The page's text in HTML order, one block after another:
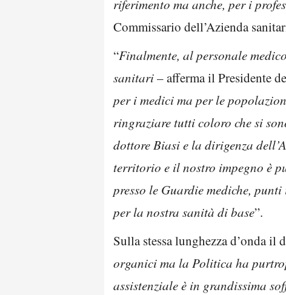
riferimento ma anche, per i
Commissario dell’Azienda
“Finalmente, al personale
sanitari– afferma il Presidente
per i medici ma per le
ringraziare tutti coloro che si
dottore Biasi e la dirigenza
territorio e il nostro impegno è
presso le Guardie mediche,
per la nostra sanità di base”.
Sulla stessa lunghezza d’onda il
organici ma la Politica ha
assistenziale è in grandissima